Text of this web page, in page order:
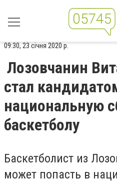
09:30, 23 січня 2020 р.
Лозовчанин
стал
национальную
баскетболу
Баскетболист из
может попасть в